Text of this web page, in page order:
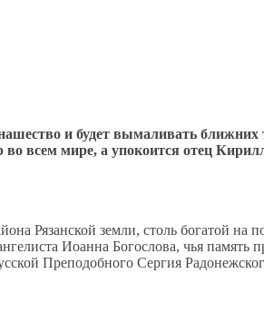
и будет вымаливать
всем мире, а упокоится отец
Рязанской земли, столь богатой на
Иоанна Богослова, чья память
Преподобного Сергия